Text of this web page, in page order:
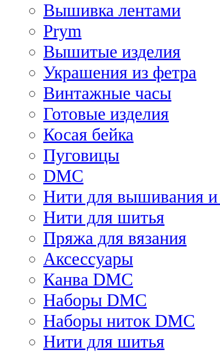
Вышивка лентами
Prym
Вышитые изделия
Украшения из фетра
Винтажные часы
Готовые изделия
Косая бейка
Пуговицы
DMC
Нити для вышивания и
Нити для шитья
Пряжа для вязания
Аксессуары
Канва DMC
Наборы DMC
Наборы ниток DMC
Нити для шитья